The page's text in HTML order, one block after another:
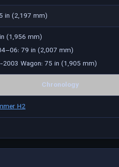
in (2,197 mm)
(1,956 mm)
79 in (2,007 mm)
2003 Wagon: 75 in (1,905 mm)
Chronology
H2